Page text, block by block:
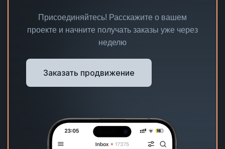
Присоединяйтесь! Расскажите о вашем
проекте и начните получать заказы уже через
неделю
Заказать продвижение